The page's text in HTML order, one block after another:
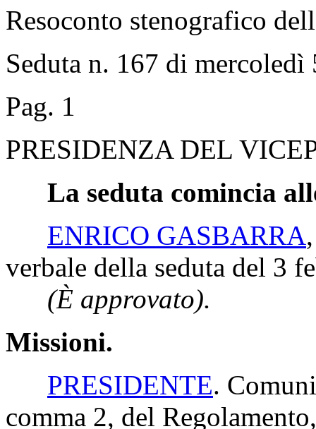
Resoconto stenografico
Seduta n. 167 di
Pag. 1
PRESIDENZA DEL
La seduta comincia
ENRICO GASBARRA
verbale della seduta del 3
(È approvato).
Missioni.
PRESIDENTE.
comma 2, del